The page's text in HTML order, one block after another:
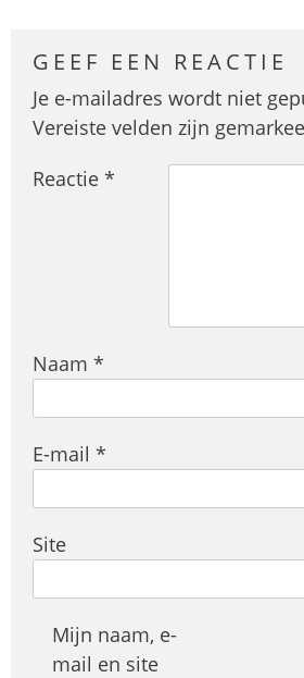
GEEF EEN REACTIE
Je e-mailadres wordt niet
Vereiste velden zijn
Reactie *
Naam *
E-mail *
Site
Mijn naam, e-
mail en site